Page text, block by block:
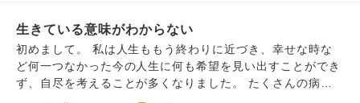
ぶことができず、リストカットをしたり自分を傷つけたりし
てしまいます。 人はいつか死ぬことも分かっていますが、
大切な人を看取りたくないしその人たちがいない世界で生き
たくないのです。 依存心はどうすれば薄まりますか？ま
生きている意味がわからない
初めまして。 私は人生ももう終わりに近づき、幸せな時な
ど何一つなかった今の人生に何も希望を見い出すことができ
ず、自尽を考えることが多くなりました。 たくさんの病気
を抱え毎日が生き地獄の上、長年散々暴力を振るわれてきた